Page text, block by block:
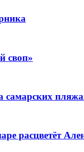
своп»
самарских
расцветёт